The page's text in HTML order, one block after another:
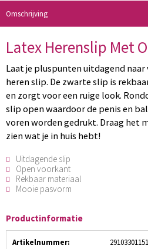
Omschrijving
Latex Herenslip Met
Laat je pluspunten uitdagend
heren slip. De zwarte slip is
en zorgt voor een ruige look.
slip open waardoor de penis en
voren worden gedrukt. Draag het
zien wat je in huis hebt!
Uitdagende slip
Open voorkant
Rekbaar materiaal
Mooie pasvorm
Productinformatie
Artikelnummer: 29103301151